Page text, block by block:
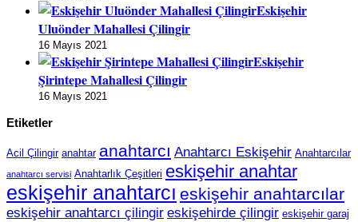
Eskişehir
Uluönder Mahallesi Çilingir
16 Mayıs 2021
Eskişehir
Şirintepe Mahallesi Çilingir
16 Mayıs 2021
Etiketler
Acil Çilingir anahtar anahtarcı Anahtarcı Eskişehir Anahtarcılar
anahtarcı servisi Anahtarlık Çeşitleri eskişehir anahtar
eskişehir anahtarcı eskişehir anahtarcılar
eskişehir anahtarcı çilingir eskişehirde çilingir eskişehir garaj